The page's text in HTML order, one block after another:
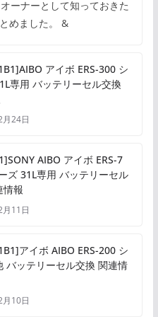
ーナーとして知っておきた
めました。 &
アイボ ERS-300 シ
専用 バッテリーセル交換
24日
AIBO アイボ ERS-7
ズ 31L専用 バッテリーセル
情報
11日
アイボ AIBO ERS-200 シ
バッテリーセル交換 関連情
10日